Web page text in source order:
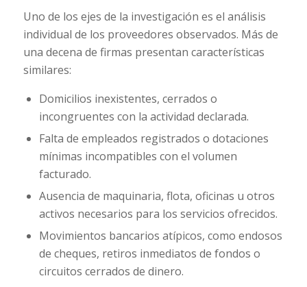
Uno de los ejes de la investigación es el análisis
individual de los proveedores observados. Más de
una decena de firmas presentan características
similares:
Domicilios inexistentes, cerrados o
incongruentes con la actividad declarada.
Falta de empleados registrados o dotaciones
mínimas incompatibles con el volumen
facturado.
Ausencia de maquinaria, flota, oficinas u otros
activos necesarios para los servicios ofrecidos.
Movimientos bancarios atípicos, como endosos
de cheques, retiros inmediatos de fondos o
circuitos cerrados de dinero.